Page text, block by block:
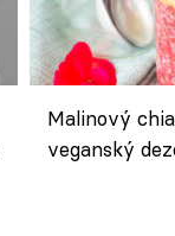
Malinový
veganský